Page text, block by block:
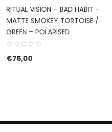
RITUAL VISION – BAD HABIT –
MATTE SMOKEY TORTOISE /
GREEN – POLARISED
€75,00